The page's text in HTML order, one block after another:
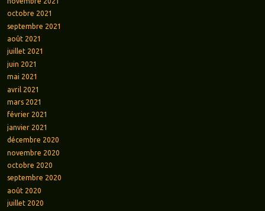
octobre 2021
septembre 2021
août 2021
juillet 2021
juin 2021
mai 2021
avril 2021
mars 2021
février 2021
janvier 2021
décembre 2020
novembre 2020
octobre 2020
septembre 2020
août 2020
juillet 2020